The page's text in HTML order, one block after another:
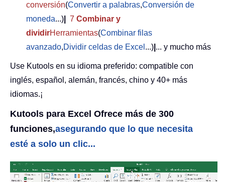
conversión(Convertir a palabras,Conversión de
moneda...) 7 Combinar y
dividirHerramientas(Combinar filas
avanzado,Dividir celdas de Excel ...) ... y mucho más
Use Kutools en su idioma preferido: compatible con
inglés, español, alemán, francés, chino y 40+ más
idiomas.¡
Kutools para Excel Ofrece más de 300
funciones,asegurando que lo que necesita
esté a solo un clic...